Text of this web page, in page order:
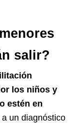
salir?
los niños y
estén en
un diagnóstico